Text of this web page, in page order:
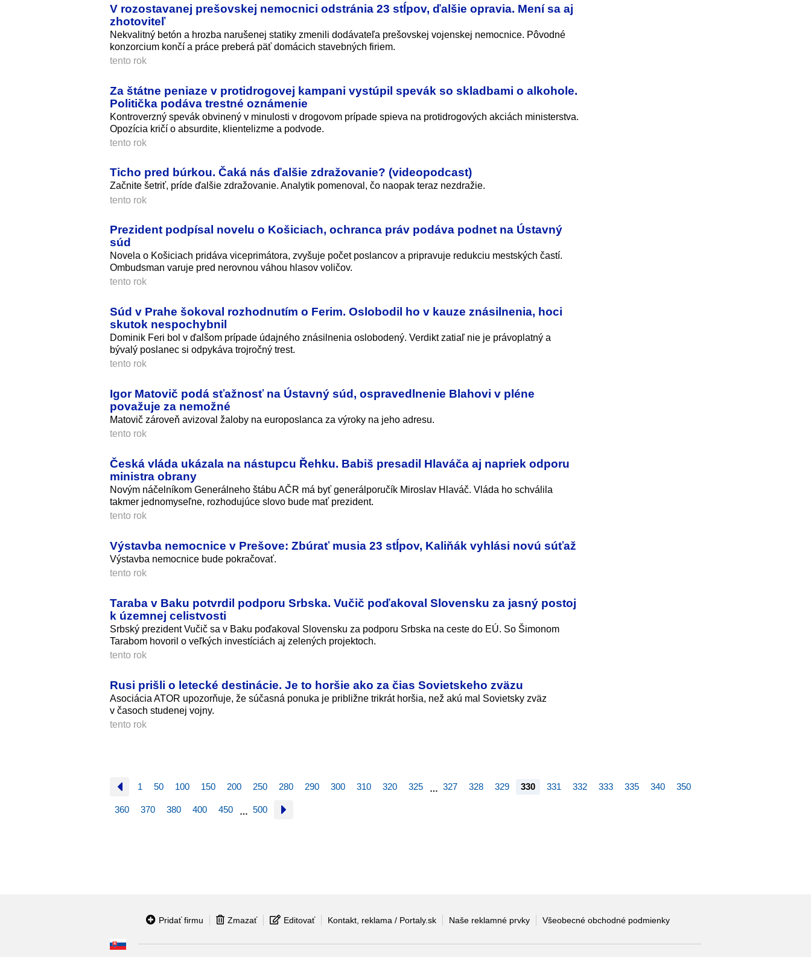
V rozostavanej prešovskej nemocnici odstránia 23 stĺpov, ďalšie opravia. Mení sa aj
zhotoviteľ
Nekvalitný betón a hrozba narušenej statiky zmenili dodávateľa prešovskej vojenskej nemocnice. Pôvodné
konzorcium končí a práce preberá päť domácich stavebných firiem.
tento rok
Za štátne peniaze v protidrogovej kampani vystúpil spevák so skladbami o alkohole.
Politička podáva trestné oznámenie
Kontroverzný spevák obvinený v minulosti v drogovom prípade spieva na protidrogových akciách ministerstva.
Opozícia kričí o absurdite, klientelizme a podvode.
tento rok
Ticho pred búrkou. Čaká nás ďalšie zdražovanie? (videopodcast)
Začnite šetriť, príde ďalšie zdražovanie. Analytik pomenoval, čo naopak teraz nezdražie.
tento rok
Prezident podpísal novelu o Košiciach, ochranca práv podáva podnet na Ústavný
súd
Novela o Košiciach pridáva viceprimátora, zvyšuje počet poslancov a pripravuje redukciu mestských častí.
Ombudsman varuje pred nerovnou váhou hlasov voličov.
tento rok
Súd v Prahe šokoval rozhodnutím o Ferim. Oslobodil ho v kauze znásilnenia, hoci
skutok nespochybnil
Dominik Feri bol v ďalšom prípade údajného znásilnenia oslobodený. Verdikt zatiaľ nie je právoplatný a
bývalý poslanec si odpykáva trojročný trest.
tento rok
Igor Matovič podá sťažnosť na Ústavný súd, ospravedlnenie Blahovi v pléne
považuje za nemožné
Matovič zároveň avizoval žaloby na europoslanca za výroky na jeho adresu.
tento rok
Česká vláda ukázala na nástupcu Řehku. Babiš presadil Hlaváča aj napriek odporu
ministra obrany
Novým náčelníkom Generálneho štábu AČR má byť generálporučík Miroslav Hlaváč. Vláda ho schválila
takmer jednomyseľne, rozhodujúce slovo bude mať prezident.
tento rok
Výstavba nemocnice v Prešove: Zbúrať musia 23 stĺpov, Kaliňák vyhlási novú súťaž
Výstavba nemocnice bude pokračovať.
tento rok
Taraba v Baku potvrdil podporu Srbska. Vučič poďakoval Slovensku za jasný postoj
k územnej celistvosti
Srbský prezident Vučič sa v Baku poďakoval Slovensku za podporu Srbska na ceste do EÚ. So Šimonom
Tarabom hovoril o veľkých investíciách aj zelených projektoch.
tento rok
Rusi prišli o letecké destinácie. Je to horšie ako za čias Sovietskeho zväzu
Asociácia ATOR upozorňuje, že súčasná ponuka je približne trikrát horšia, než akú mal Sovietsky zväz
v časoch studenej vojny.
tento rok
1 50 100 150 200 250 280 290 300 310 320 325 … 327 328 329 330 331 332 333 335 340 350
360 370 380 400 450 … 500
Pridať firmu Zmazať Editovať Kontakt, reklama / Portaly.sk Naše reklamné prvky Všeobecné obchodné podmienky